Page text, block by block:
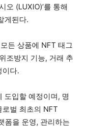
오 (LUXIO)’를 통해
게된다.
모든 상품에 NFT 태그
조방지 기능, 거래 추
이다.
도입할 예정이며, 명
벌 최초의 NFT
폼을 운영, 관리하는